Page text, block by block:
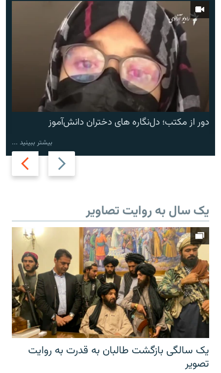
Previous
slide
Next
slide
دور از مکتب؛ دل‌نگاره های دختران دانش‌آموز
بیشتر ببینید ...
یک سال به روایت تصاویر
یک سالگی بازگشت طالبان به قدرت به روایت
تصویر